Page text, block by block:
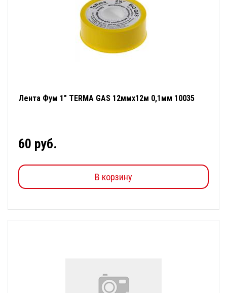
Лента Фум 1" TERMA GAS 12ммх12м 0,1мм 10035
60 руб.
В корзину